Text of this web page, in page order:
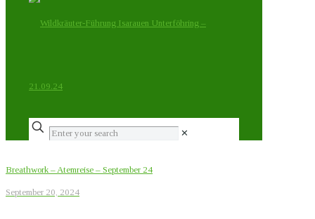
✕
Breathwork – Atemreise – September 24
September 20, 2024